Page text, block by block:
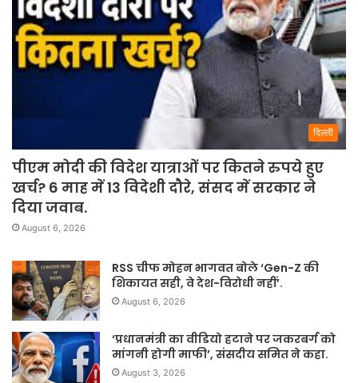
दिल्ली
पीएम मोदी की विदेश यात्राओं पर कितने रुपये हुए
खर्च? 6 माह में 13 विदेशी दौरे, संसद में सरकार ने
दिया जवाब.
August 6, 2026
RSS चीफ मोहन भागवत बोले ‘Gen-Z की
शिकायत सही, वे देश-विरोधी नहीं’.
August 6, 2026
‘प्रधानमंत्री का वीडियो हटाने पर जकरबर्ग को
मांगनी होगी माफी’, संसदीय समित ने कहा.
August 3, 2026